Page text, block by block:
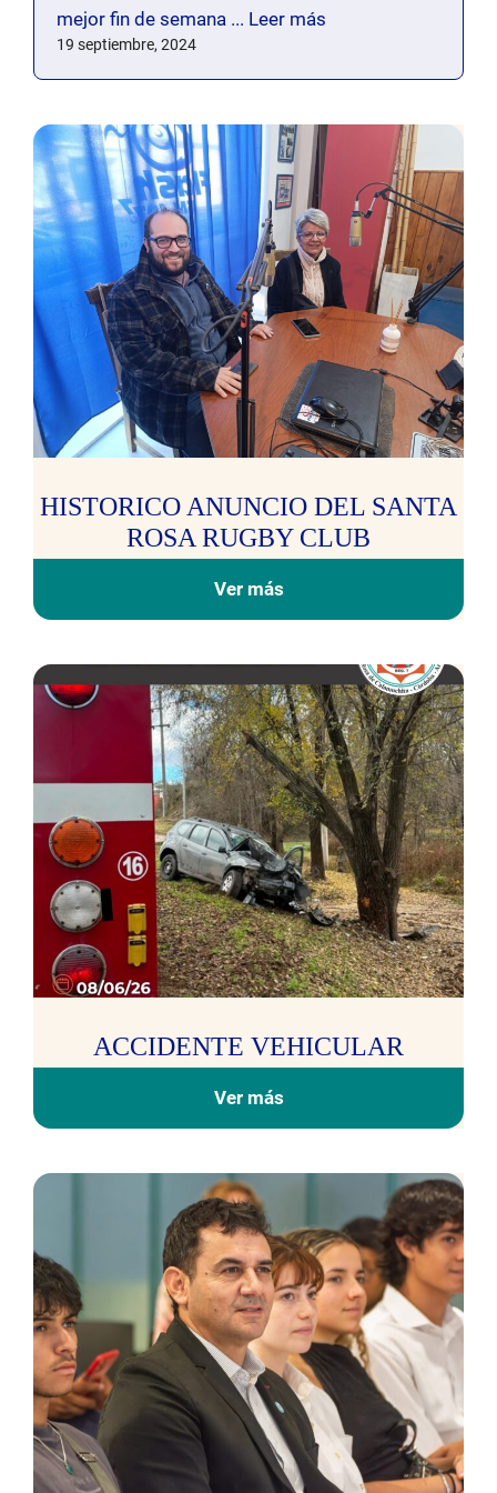
mejor fin de semana ... Leer más
19 septiembre, 2024
HISTORICO ANUNCIO DEL SANTA
ROSA RUGBY CLUB
Ver más
ACCIDENTE VEHICULAR
Ver más